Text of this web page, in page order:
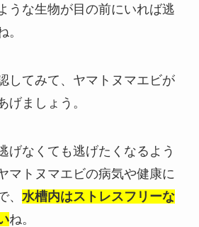
うな生物が目の前にいれば逃
。
してみて、ヤマトヌマエビが
げましょう。
げなくても逃げたくなるよう
マトヌマエビの病気や健康に
、 水槽内はストレスフリーな
ね。